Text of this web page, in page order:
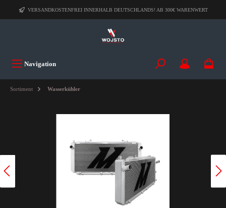
VERSANDKOSTENFREI INNERHALB DEUTSCHLANDS! AB 300€ WARENWERT
Navigation
Sortiment Wasserkühler